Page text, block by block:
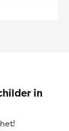
in